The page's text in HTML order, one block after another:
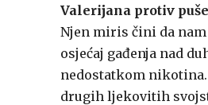
Valerijana protiv
Njen miris čini da
osjećaj gađenja nad
nedostatkom nikotina.
drugih ljekovitih